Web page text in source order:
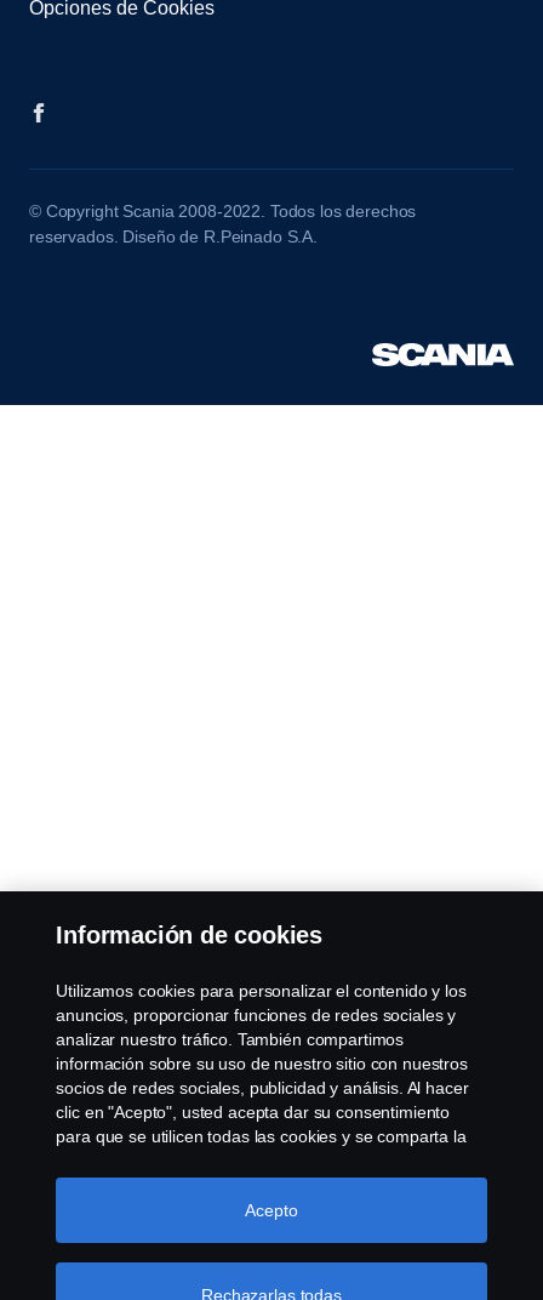
Opciones de Cookies
© Copyright Scania 2008-2022. Todos los derechos
reservados. Diseño de R.Peinado S.A.
Información de cookies
Utilizamos cookies para personalizar el contenido y los
anuncios, proporcionar funciones de redes sociales y
analizar nuestro tráfico. También compartimos
información sobre su uso de nuestro sitio con nuestros
socios de redes sociales, publicidad y análisis. Al hacer
clic en "Acepto", usted acepta dar su consentimiento
para que se utilicen todas las cookies y se comparta la
haciendo clic en "Configuración de cookies" y
seleccionando las categorías que desea aceptar. Para
Rechazarlas todas
Acepto